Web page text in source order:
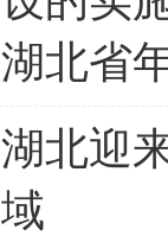
湖北省
湖北迎
域